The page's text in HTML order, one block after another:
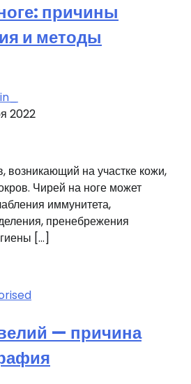
причины
и методы
2022
возникающий на участке кожи,
Чирей на ноге может
иммунитета,
пренебрежения
[…]
— причина